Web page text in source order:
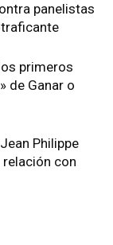
panelistas
primeros
de Ganar o
Philippe
con